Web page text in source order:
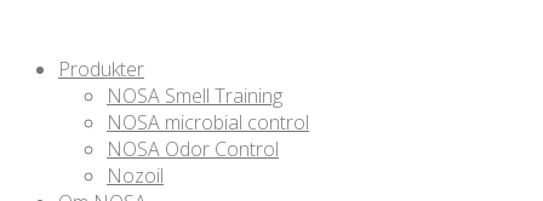
Produkter
NOSA Smell Training
NOSA microbial control
NOSA Odor Control
Nozoil